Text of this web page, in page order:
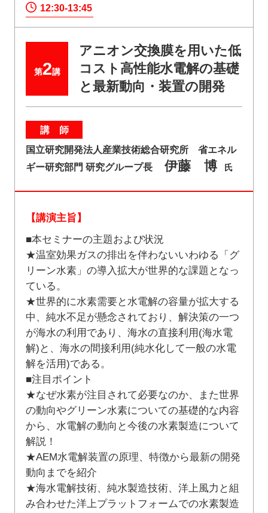
12:30-13:45
第2講
アニオン交換膜を用いた低
コスト高性能水電解の基礎
と最新動向・装置の開発
講 師
国立研究開発法人産業技術総合研究所 省エネル
ギー研究部門 研究グループ長
伊藤 博 氏
【講演主旨】
■本セミナーの主題および状況
★温室効果ガスの排出を伴わないいわゆる「グ
リーン水素」の導入拡大が世界的な課題となっ
ている。
★世界的に水素需要と水電解の容量が拡大する
中、純水不足が懸念されており、解決策の一つ
が海水の利用であり、海水の直接利用(海水電
解)と、海水の間接利用(純水化して一般の水電
解を活用)である。
■注目ポイント
★なぜ水素が注目されて必要なのか、また世界
の動向やグリーン水素についての基礎的な内容
から、水電解の動向と今後の水素製造について
解説！
★AEM水電解装置の原理、特徴から最新の開発
動向までを紹介
★海水電解技術、純水製造技術、洋上風力と組
み合わせた洋上プラットフォームでの水素製造